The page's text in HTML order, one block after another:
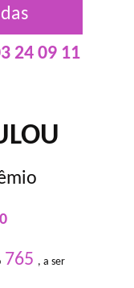
24 09 11
765 , a ser